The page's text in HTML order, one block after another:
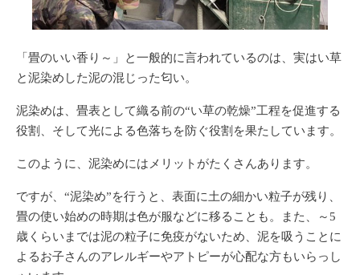
「畳のいい香り～」
と一般的に言われているのは、実はい草
と泥染めした泥の混じった匂い。
泥染めは、畳表として織る前の“い草の乾燥”工程を促進する
役割、そして光による色落ちを防ぐ役割を果たしています。
このように、泥染めにはメリットがたくさんあります。
ですが、“泥染め”を行うと、表面に土の細かい粒子が残り、
畳の使い始めの時期は色が服などに移る ことも。また、～5
歳くらいまでは泥の粒子に免疫がないため、泥を吸うことに
よるお子さんのアレルギーやアトピーが心配な方もいらっし